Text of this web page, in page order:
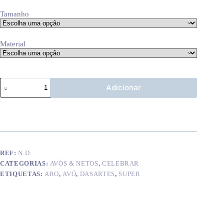
Tamanho
Material
Quantidade
de
Aro
Adicionar
REF:N.D.
CATEGORIAS: AVÓS & NETOS, CELEBRAR
ETIQUETAS: ARO, AVÓ, DASARTES, SUPER